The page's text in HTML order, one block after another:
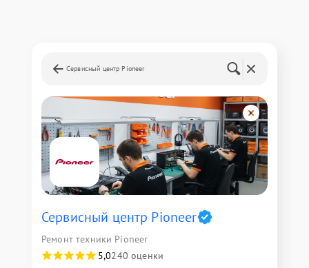
Сервисный центр Pioneer
Сервисный центр Pioneer
Ремонт техники Pioneer
5,0240 оценки